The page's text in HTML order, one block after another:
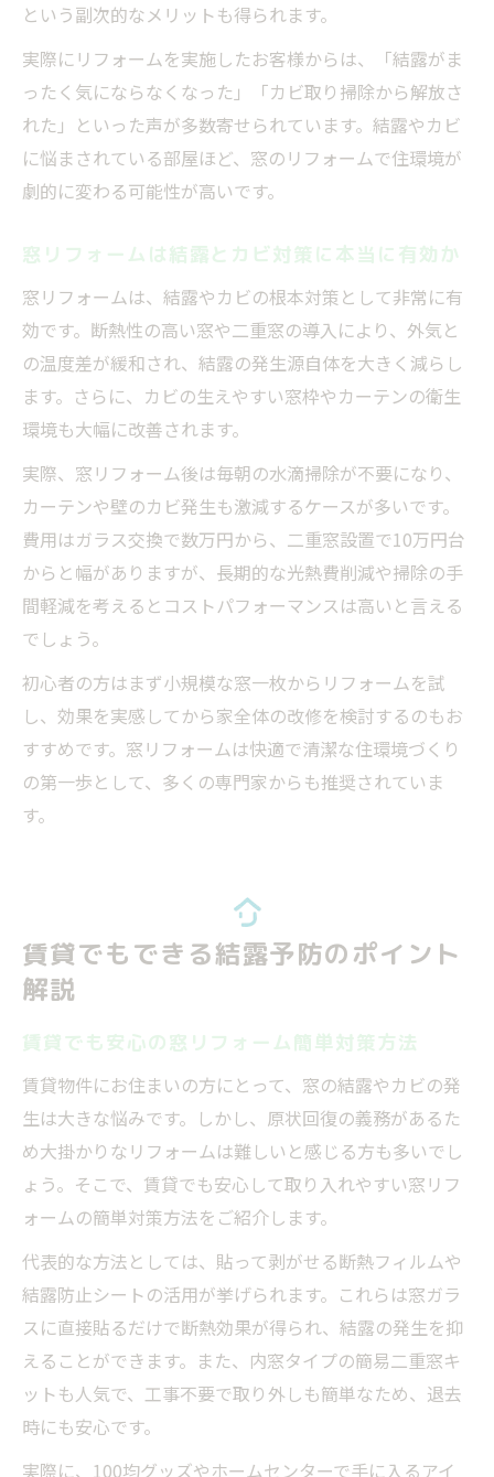
という副次的なメリットも得られます。
実際にリフォームを実施したお客様からは、「結露がま
ったく気にならなくなった」「カビ取り掃除から解放さ
れた」といった声が多数寄せられています。結露やカビ
に悩まされている部屋ほど、窓のリフォームで住環境が
劇的に変わる可能性が高いです。
窓リフォームは結露とカビ対策に本当に有効か
窓リフォームは、結露やカビの根本対策として非常に有
効です。断熱性の高い窓や二重窓の導入により、外気と
の温度差が緩和され、結露の発生源自体を大きく減らし
ます。さらに、カビの生えやすい窓枠やカーテンの衛生
環境も大幅に改善されます。
実際、窓リフォーム後は毎朝の水滴掃除が不要になり、
カーテンや壁のカビ発生も激減するケースが多いです。
費用はガラス交換で数万円から、二重窓設置で10万円台
からと幅がありますが、長期的な光熱費削減や掃除の手
間軽減を考えるとコストパフォーマンスは高いと言える
でしょう。
初心者の方はまず小規模な窓一枚からリフォームを試
し、効果を実感してから家全体の改修を検討するのもお
すすめです。窓リフォームは快適で清潔な住環境づくり
の第一歩として、多くの専門家からも推奨されていま
す。
賃貸でもできる結露予防のポイント
解説
賃貸でも安心の窓リフォーム簡単対策方法
賃貸物件にお住まいの方にとって、窓の結露やカビの発
生は大きな悩みです。しかし、原状回復の義務があるた
め大掛かりなリフォームは難しいと感じる方も多いでし
ょう。そこで、賃貸でも安心して取り入れやすい窓リフ
ォームの簡単対策方法をご紹介します。
代表的な方法としては、貼って剥がせる断熱フィルムや
結露防止シートの活用が挙げられます。これらは窓ガラ
スに直接貼るだけで断熱効果が得られ、結露の発生を抑
えることができます。また、内窓タイプの簡易二重窓キ
ットも人気で、工事不要で取り外しも簡単なため、退去
時にも安心です。
実際に、100均グッズやホームセンターで手に入るアイ